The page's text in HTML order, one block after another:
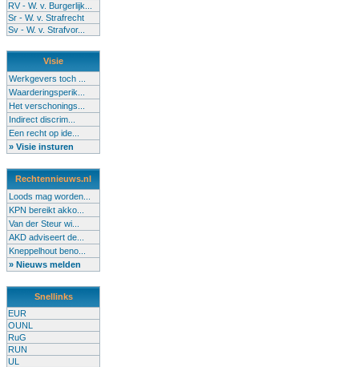
RV - W. v. Burgerlijk...
Sr - W. v. Strafrecht
Sv - W. v. Strafvor...
Visie
Werkgevers toch ...
Waarderingsperik...
Het verschonings...
Indirect discrim...
Een recht op ide...
» Visie insturen
Rechtennieuws.nl
Loods mag worden...
KPN bereikt akko...
Van der Steur wi...
AKD adviseert de...
Kneppelhout beno...
» Nieuws melden
Snellinks
EUR
OUNL
RuG
RUN
UL